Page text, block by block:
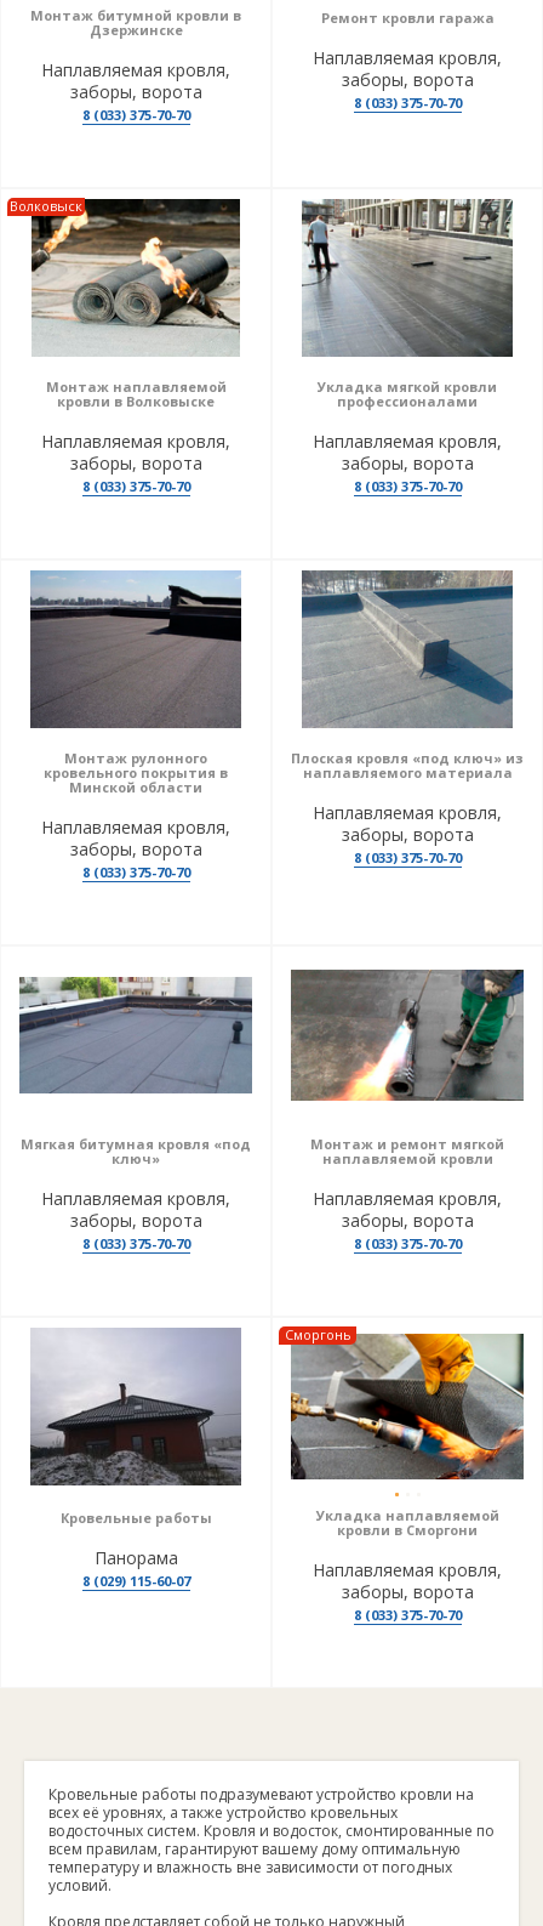
Монтаж битумной кровли в
Дзержинске
Наплавляемая кровля,
заборы, ворота
8 (033) 375-70-70
Ремонт кровли гаража
Наплавляемая кровля,
заборы, ворота
8 (033) 375-70-70
Волковыск
Монтаж наплавляемой
кровли в Волковыске
Наплавляемая кровля,
заборы, ворота
8 (033) 375-70-70
Укладка мягкой кровли
профессионалами
Наплавляемая кровля,
заборы, ворота
8 (033) 375-70-70
Монтаж рулонного
кровельного покрытия в
Минской области
Наплавляемая кровля,
заборы, ворота
8 (033) 375-70-70
Плоская кровля «под ключ» из
наплавляемого материала
Наплавляемая кровля,
заборы, ворота
8 (033) 375-70-70
Мягкая битумная кровля «под
ключ»
Наплавляемая кровля,
заборы, ворота
8 (033) 375-70-70
Монтаж и ремонт мягкой
наплавляемой кровли
Наплавляемая кровля,
заборы, ворота
8 (033) 375-70-70
Кровельные работы
Панорама
8 (029) 115-60-07
Сморгонь
Укладка наплавляемой
кровли в Сморгони
Наплавляемая кровля,
заборы, ворота
8 (033) 375-70-70
Кровельные работы подразумевают устройство кровли на
всех её уровнях, а также устройство кровельных
водосточных систем. Кровля и водосток, смонтированные по
всем правилам, гарантируют вашему дому оптимальную
температуру и влажность вне зависимости от погодных
условий.
Кровля представляет собой не только наружный